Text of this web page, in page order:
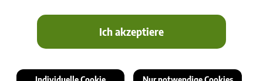
Ich akzeptiere
importiert und in rmDATA Geomatik normgerecht dargestellt. (c) Trimble